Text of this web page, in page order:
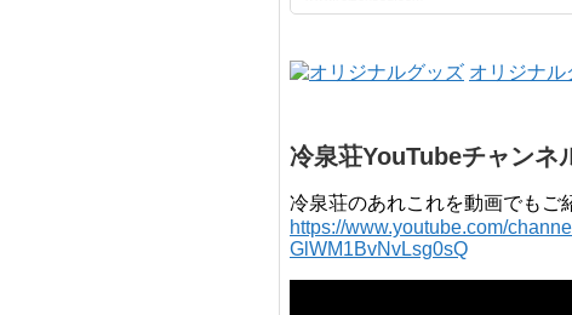
年 4月 〜 2023年 3月
年 4月 〜 2018年 3月
3月 2015年 4月 〜 2016年
オリジナル
冷泉荘YouTubeチャンネ
冷泉荘のあれこれを動画でもご
https://www.youtube.com/
GlWM1BvNvLsg0sQ